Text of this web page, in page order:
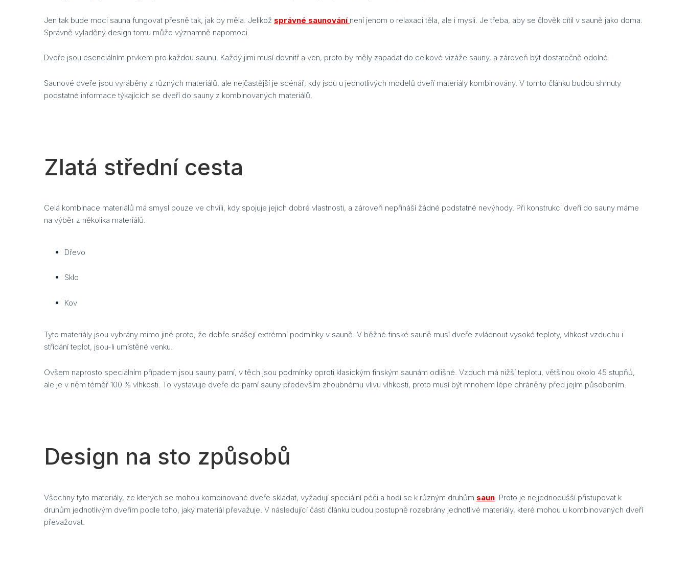
Jen tak bude moci sauna fungovat přesně tak, jak by měla. Jelikož správné saunování není jenom o relaxaci těla, ale i mysli. Je třeba, aby se člověk cítil v sauně jako doma.
Správně vyladěný design tomu může významně napomoci.
Dveře jsou esenciálním prvkem pro každou saunu. Každý jimi musí dovnitř a ven, proto by měly zapadat do celkové vizáže sauny, a zároveň být dostatečně odolné.
Saunové dveře jsou vyráběny z různých materiálů, ale nejčastější je scénář, kdy jsou u jednotlivých modelů dveří materiály kombinovány. V tomto článku budou shrnuty
podstatné informace týkajících se dveří do sauny z kombinovaných materiálů.
Zlatá střední cesta
Celá kombinace materiálů má smysl pouze ve chvíli, kdy spojuje jejich dobré vlastnosti, a zároveň nepřináší žádné podstatné nevýhody. Při konstrukci dveří do sauny máme
na výběr z několika materiálů:
Dřevo
Sklo
Kov
Tyto materiály jsou vybrány mimo jiné proto, že dobře snášejí extrémní podmínky v sauně. V běžné finské sauně musí dveře zvládnout vysoké teploty, vlhkost vzduchu i
střídání teplot, jsou-li umístěné venku.
Ovšem naprosto speciálním případem jsou sauny parní, v těch jsou podmínky oproti klasickým finským saunám odlišné. Vzduch má nižší teplotu, většinou okolo 45 stupňů,
ale je v něm téměř 100 % vlhkosti. To vystavuje dveře do parní sauny především zhoubnému vlivu vlhkosti, proto musí být mnohem lépe chráněny před jejím působením.
Design na sto způsobů
Všechny tyto materiály, ze kterých se mohou kombinované dveře skládat, vyžadují speciální péči a hodí se k různým druhům saun . Proto je nejjednodušší přistupovat k
druhům jednotlivým dveřím podle toho, jaký materiál převažuje. V následující části článku budou postupně rozebrány jednotlivé materiály, které mohou u kombinovaných dveří
převažovat.